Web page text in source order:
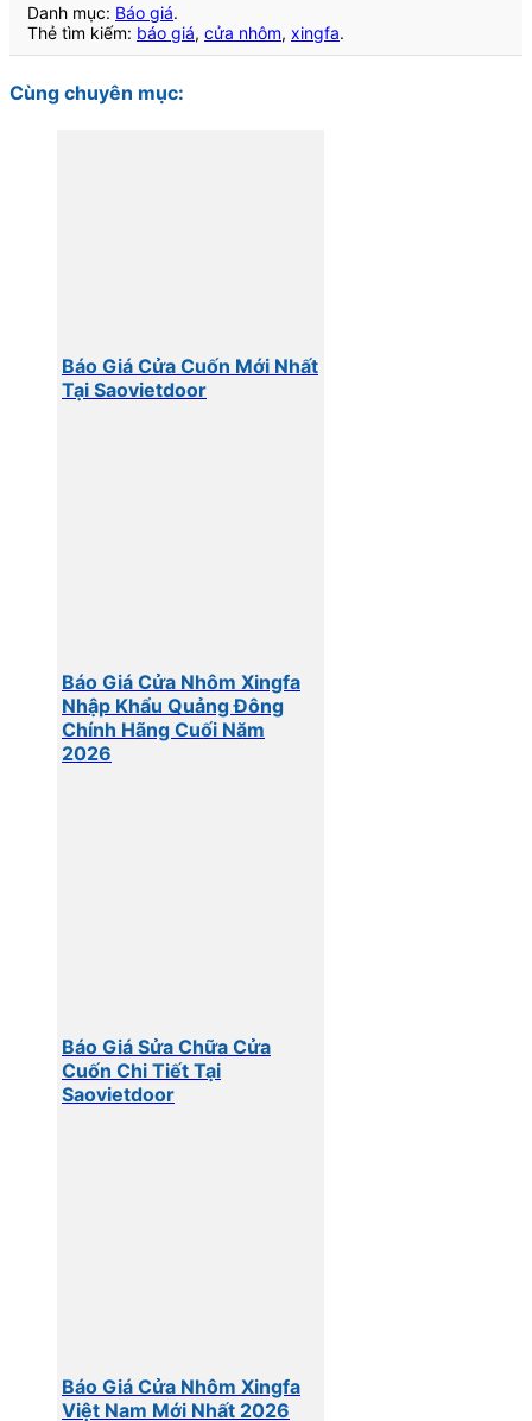
Danh mục: Báo giá.
Thẻ tìm kiếm: báo giá, cửa nhôm, xingfa.
Cùng chuyên mục:
Báo Giá Cửa Cuốn Mới Nhất
Tại Saovietdoor
Báo Giá Cửa Nhôm Xingfa
Nhập Khẩu Quảng Đông
Chính Hãng Cuối Năm
2026
Báo Giá Sửa Chữa Cửa
Cuốn Chi Tiết Tại
Saovietdoor
Báo Giá Cửa Nhôm Xingfa
Việt Nam Mới Nhất 2026